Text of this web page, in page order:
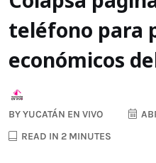
teléfono para
económicos
BYYUCATÁN EN VIVO
READ IN 2 MINUTES